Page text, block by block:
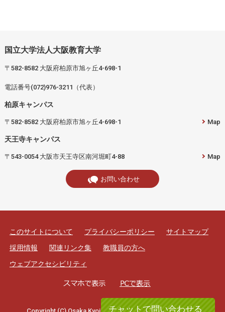
国立大学法人大阪教育大学
〒582-8582 大阪府柏原市旭ヶ丘4-698-1
電話番号(072)976-3211（代表）
柏原キャンパス
〒582-8582 大阪府柏原市旭ヶ丘4-698-1 Map
天王寺キャンパス
〒543-0054 大阪市天王寺区南河堀町4-88 Map
お問い合わせ
このサイトについて プライバシーポリシー
サイトマップ
採用情報
関連リンク集
教職員の方へ
ウェブアクセシビリティ
チャットで問い合わせる